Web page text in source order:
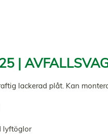
|
lackerad plåt. Kan
lyftöglor